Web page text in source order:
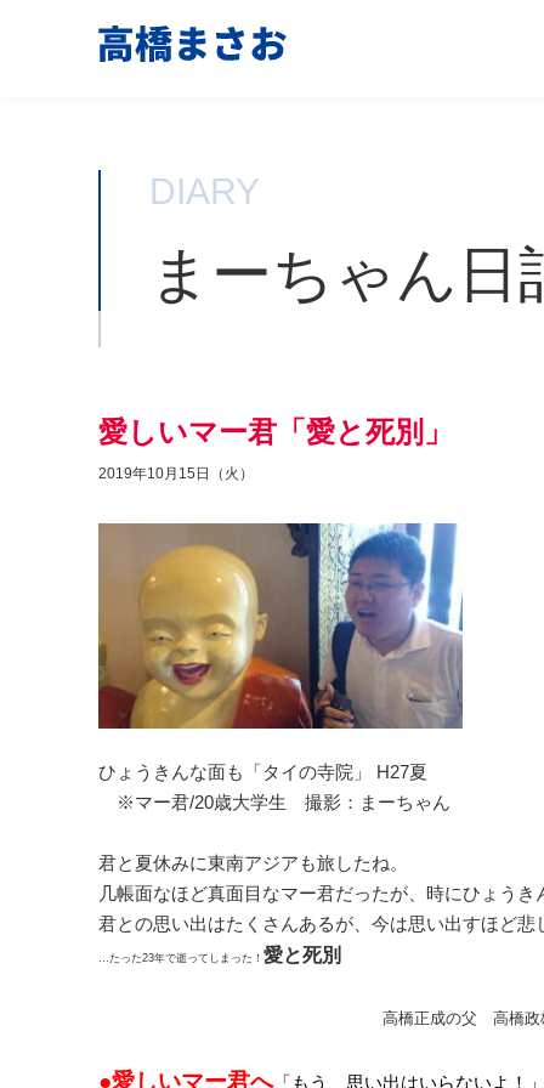
DIARY
まーちゃん日
愛しいマー君「愛と死別」
2019年10月15日（火）
ひょうきんな面も「タイの寺院」
H27夏
※マー君/20歳大学生 撮影：まーちゃん
君と夏休みに東南アジアも旅したね。
几帳面なほど真面目なマー君だったが、時にひょうき
君との思い出はたくさんあるが、今は思い出すほど悲
…たった23年で逝ってしまった！ 愛と死別
高橋正成の父 高橋政
●愛しいマー君へ「もう、思い出はいらないよ！